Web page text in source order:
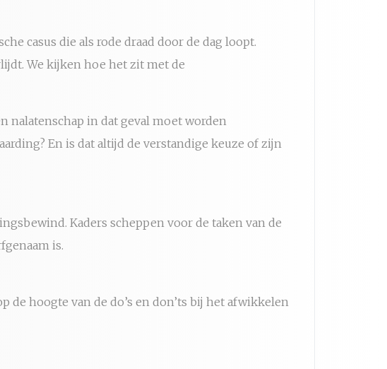
casus die als rode draad door de dag loopt.
We kijken hoe het zit met de
nalatenschap in dat geval moet worden
En is dat altijd de verstandige keuze of zijn
Kaders scheppen voor de taken van de
is.
de hoogte van de do’s en don’ts bij het afwikkelen